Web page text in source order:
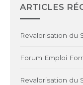
ARTICLES
Revalorisation du
Forum Emploi
Revalorisation du